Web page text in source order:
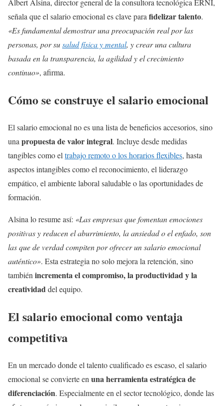
Albert Alsina, director general de la consultora tecnológica ERNI,
señala que el salario emocional es clave para fidelizar talento.
«Es fundamental demostrar una preocupación real por las
personas, por susalud física y mental, y crear una cultura
basada en la transparencia, la agilidad y el crecimiento
continuo», afirma.
Cómo se construye el salario emocional
El salario emocional no es una lista de beneficios accesorios, sino
una propuesta de valor integral. Incluye desde medidas
tangibles como el trabajo remoto o los horarios flexibles, hasta
aspectos intangibles como el reconocimiento, el liderazgo
empático, el ambiente laboral saludable o las oportunidades de
formación.
Alsina lo resume así: «Las empresas que fomentan emociones
positivas y reducen el aburrimiento, la ansiedad o el enfado, son
las que de verdad compiten por ofrecer un salario emocional
auténtico». Esta estrategia no solo mejora la retención, sino
también incrementa el compromiso, la productividad y la
creatividaddel equipo.
El salario emocional como ventaja
competitiva
En un mercado donde el talento cualificado es escaso, el salario
emocional se convierte en una herramienta estratégica de
diferenciación. Especialmente en el sector tecnológico, donde las